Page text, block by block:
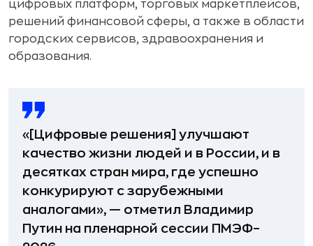
цифровых платформ, торговых маркетплейсов,
решений финансовой сферы, а также в области
городских сервисов, здравоохранения и
образования.
«[Цифровые решения] улучшают
качество жизни людей и в России, и в
десятках стран мира, где успешно
конкурируют с зарубежными
аналогами», — отметил Владимир
Путин на пленарной сессии ПМЭФ–